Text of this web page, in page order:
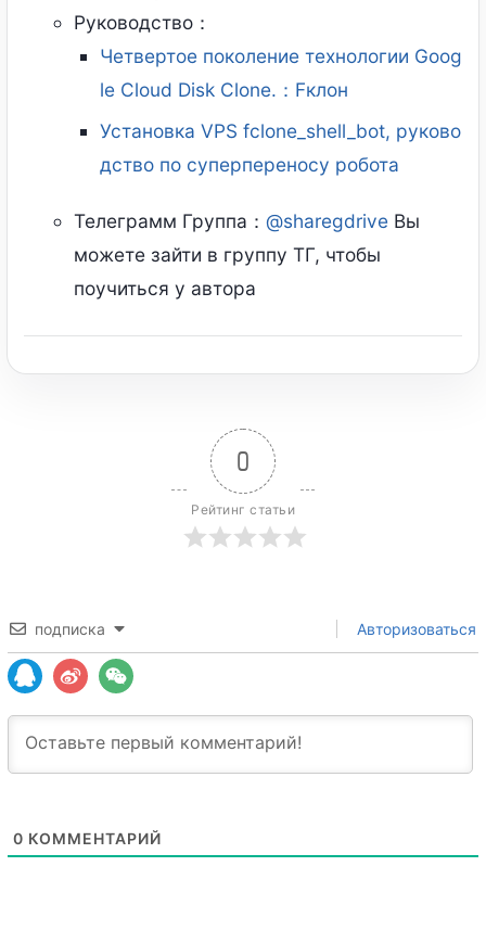
Руководство：
Четвертое поколение технологии Goog
le Cloud Disk Clone.：Fклон
Установка VPS fclone_shell_bot, руково
дство по суперпереносу робота
Телеграмм Группа：@sharegdrive Вы
можете зайти в группу ТГ, чтобы
поучиться у автора
0
Рейтинг статьи
подписка Авторизоваться
0 КОММЕНТАРИЙ